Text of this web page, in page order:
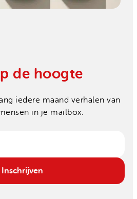
de hoogte
iedere maand verhalen van
in je mailbox.
Inschrijven